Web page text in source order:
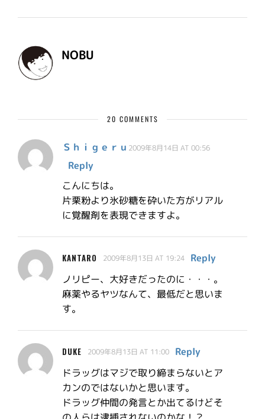
NOBU
20 COMMENTS
Ｓｈｉｇｅｒｕ 2009年8月14日 AT 00:56
Reply
こんにちは。
片栗粉より氷砂糖を砕いた方がリアル
に覚醒剤を表現できますよ。
KANTARO 2009年8月13日 AT 19:24
Reply
ノリピー、大好きだったのに・・・。
麻薬やるヤツなんて、最低だと思いま
す。
DUKE 2009年8月13日 AT 11:00
Reply
ドラッグはマジで取り締まらないとア
カンのではないかと思います。
ドラッグ仲間の発言とか出てるけどそ